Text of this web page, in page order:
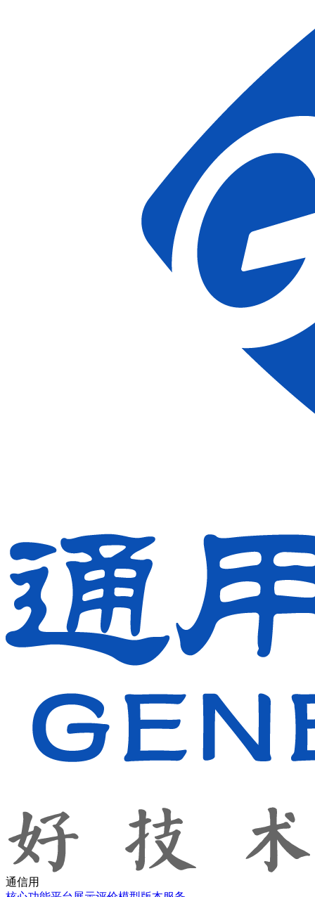
通信用